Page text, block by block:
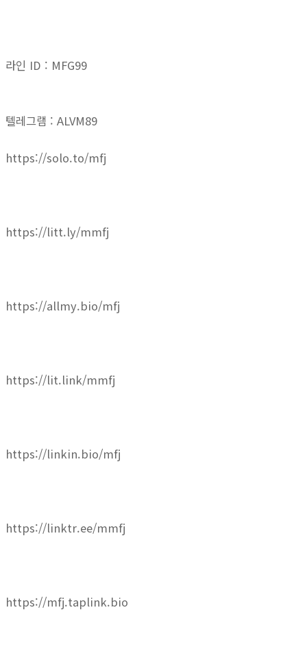
라인 ID : MFG99
텔레그램 : ALVM89
https://solo.to/mfj
https://litt.ly/mmfj
https://allmy.bio/mfj
https://lit.link/mmfj
https://linkin.bio/mfj
https://linktr.ee/mmfj
https://mfj.taplink.bio